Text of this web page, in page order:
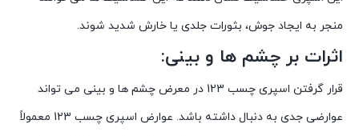
منجر به ایجاد جوش، بثورات جلدی یا خارش شدید شوند.
اثرات بر چشم ها و بینی:
قرار گرفتن اسپری چسب 123 در معرض چشم ها و بینی می تواند
عوارضی جدی به دنبال داشته باشد. عوارض اسپری چسب 123 معمولاً